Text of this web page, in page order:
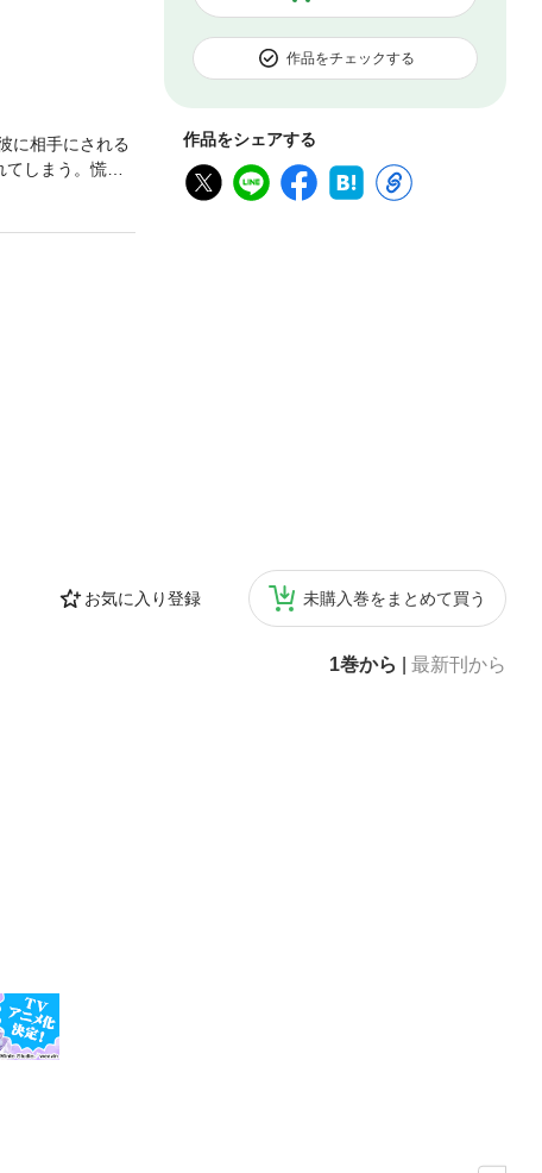
作品をチェックする
作品をシェアする
お気に入り登録 未購入巻をまとめて買う
1巻から 最新刊から
に相手にされる
しまう。慌て
しまい…。その